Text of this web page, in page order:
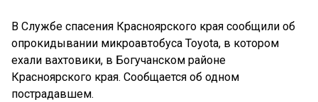
В Службе спасения Красноярского края сообщили об
опрокидывании микроавтобуса Toyota, в котором
ехали вахтовики, в Богучанском районе
Красноярского края. Сообщается об одном
пострадавшем.